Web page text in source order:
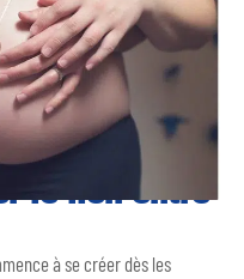
le lien entre
à se créer dès les